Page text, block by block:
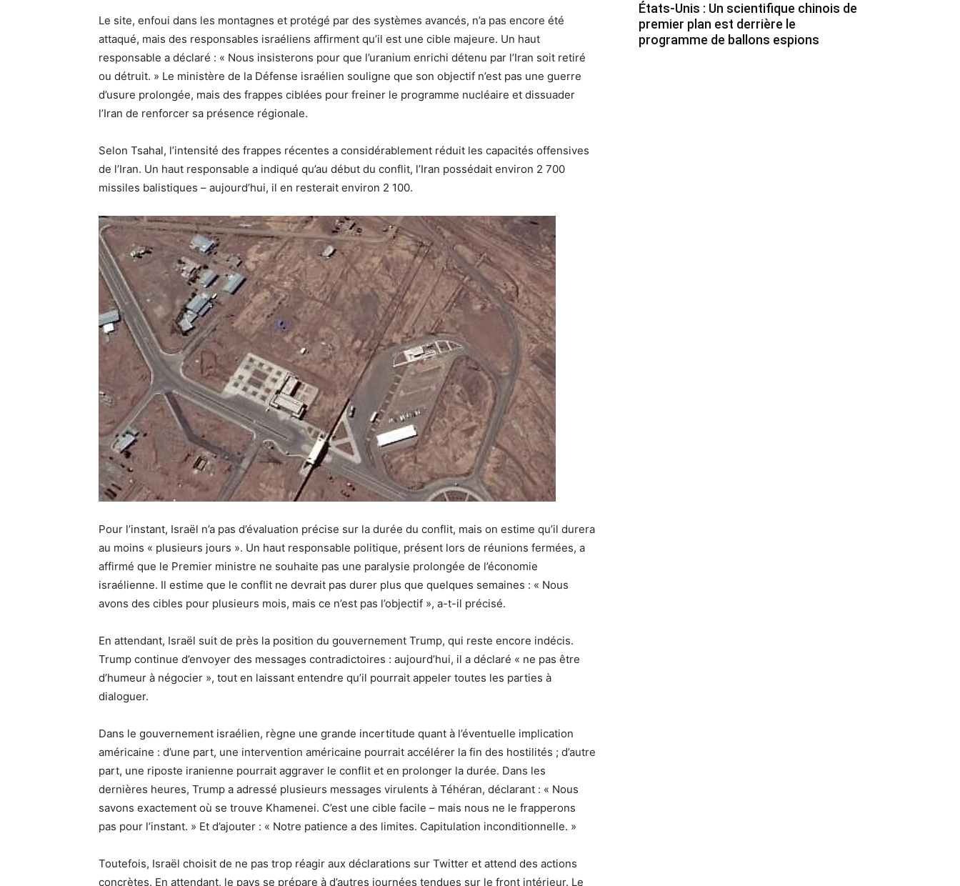
Le site, enfoui dans les montagnes et protégé par des systèmes avancés, n’a pas encore été
attaqué, mais des responsables israéliens affirment qu’il est une cible majeure. Un haut
responsable a déclaré : « Nous insisterons pour que l’uranium enrichi détenu par l’Iran soit retiré
ou détruit. » Le ministère de la Défense israélien souligne que son objectif n’est pas une guerre
d’usure prolongée, mais des frappes ciblées pour freiner le programme nucléaire et dissuader
l’Iran de renforcer sa présence régionale.
Selon Tsahal, l’intensité des frappes récentes a considérablement réduit les capacités offensives
de l’Iran. Un haut responsable a indiqué qu’au début du conflit, l’Iran possédait environ 2 700
missiles balistiques – aujourd’hui, il en resterait environ 2 100.
Pour l’instant, Israël n’a pas d’évaluation précise sur la durée du conflit, mais on estime qu’il durera
au moins « plusieurs jours ». Un haut responsable politique, présent lors de réunions fermées, a
affirmé que le Premier ministre ne souhaite pas une paralysie prolongée de l’économie
israélienne. Il estime que le conflit ne devrait pas durer plus que quelques semaines : « Nous
avons des cibles pour plusieurs mois, mais ce n’est pas l’objectif », a-t-il précisé.
En attendant, Israël suit de près la position du gouvernement Trump, qui reste encore indécis.
Trump continue d’envoyer des messages contradictoires : aujourd’hui, il a déclaré « ne pas être
d’humeur à négocier », tout en laissant entendre qu’il pourrait appeler toutes les parties à
dialoguer.
Dans le gouvernement israélien, règne une grande incertitude quant à l’éventuelle implication
américaine : d’une part, une intervention américaine pourrait accélérer la fin des hostilités ; d’autre
part, une riposte iranienne pourrait aggraver le conflit et en prolonger la durée. Dans les
dernières heures, Trump a adressé plusieurs messages virulents à Téhéran, déclarant : « Nous
savons exactement où se trouve Khamenei. C’est une cible facile – mais nous ne le frapperons
pas pour l’instant. » Et d’ajouter : « Notre patience a des limites. Capitulation inconditionnelle. »
Toutefois, Israël choisit de ne pas trop réagir aux déclarations sur Twitter et attend des actions
concrètes. En attendant, le pays se prépare à d’autres journées tendues sur le front intérieur. Le
États-Unis : Un scientifique chinois de
premier plan est derrière le
programme de ballons espions